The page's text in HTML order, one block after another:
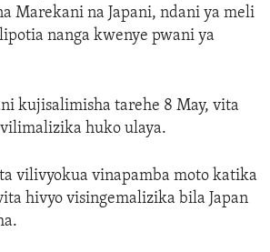
HEALTH
Marekani na Japani, ndani ya meli
nanga kwenye pwani ya
kujisalimisha tarehe 8 May, vita
huko ulaya.
vilivyokua vinapamba moto katika
hivyo visingemalizika bila Japan